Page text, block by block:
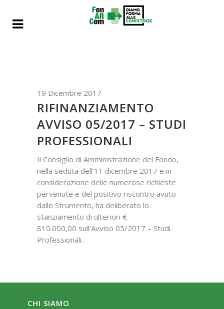
19 Dicembre 2017
RIFINANZIAMENTO
AVVISO 05/2017 – STUDI
PROFESSIONALI
Il Consiglio di Amministrazione del Fondo,
nella seduta dell’11 dicembre 2017 e in
considerazione delle numerose richieste
pervenute e del positivo riscontro avuto
dallo Strumento, ha deliberato lo
stanziamento di ulteriori €
810.000,00 sull’Avviso 05/2017 – Studi
Professionali.
CHI SIAMO